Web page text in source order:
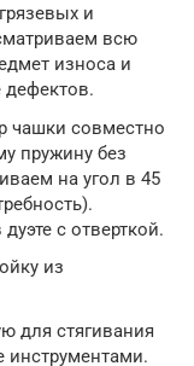
и
всю
износа и
дефектов.
чашки совместно
пружину без
на угол в 45
с отверткой.
из
для стягивания
инструментами.